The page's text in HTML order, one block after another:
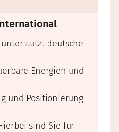
deutsche
Energien und
und Positionierung
sind Sie für